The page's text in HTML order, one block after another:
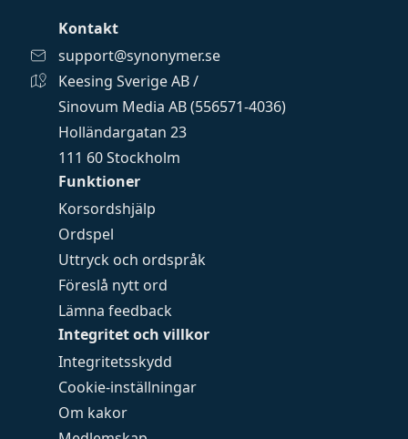
Funktioner
Korsordshjälp
Ordspel
Uttryck och ordspråk
Föreslå nytt ord
Lämna feedback
Integritet och villkor
Integritetsskydd
Cookie-inställningar
Om kakor
Kontakt
support@synonymer.se
Keesing Sverige AB /
Sinovum Media AB (556571-4036)
Holländargatan 23
111 60 Stockholm